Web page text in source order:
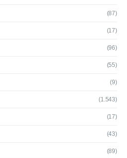
(87)
(17)
(96)
(55)
(9)
(1.543)
(17)
(43)
(89)